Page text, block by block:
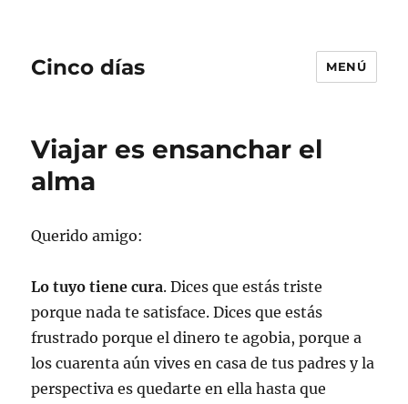
Cinco días MENÚ
Viajar es ensanchar el
alma
Querido amigo:
Lo tuyo tiene cura. Dices que estás triste
porque nada te satisface. Dices que estás
frustrado porque el dinero te agobia, porque a
los cuarenta aún vives en casa de tus padres y la
perspectiva es quedarte en ella hasta que